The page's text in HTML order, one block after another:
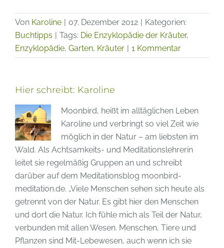
Von Karoline | 07. Dezember 2012 | Kategorien:
Buchtipps | Tags: Die Enzyklopädie der Kräuter,
Enzyklopädie, Garten, Kräuter | 1 Kommentar
Hier schreibt: Karoline
Moonbird, heißt im alltäglichen Leben
Karoline und verbringt so viel Zeit wie
möglich in der Natur – am liebsten im
Wald. Als Achtsamkeits- und Meditationslehrerin
leitet sie regelmäßig Gruppen an und schreibt
darüber auf dem Meditationsblog moonbird-
meditation.de. „Viele Menschen sehen sich heute als
getrennt von der Natur. Es gibt hier den Menschen
und dort die Natur. Ich fühle mich als Teil der Natur,
verbunden mit allen Wesen. Menschen, Tiere und
Pflanzen sind Mit-Lebewesen, auch wenn ich sie